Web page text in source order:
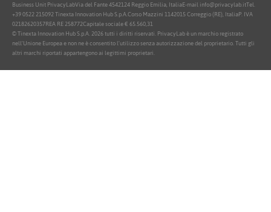
Business Unit PrivacyLabVia del Fante 4542124 Reggio Emilia, ItaliaE-mail info@privacylab.itTel.
+39 0522 215092Tinexta Innovation Hub S.p.A.Corso Mazzini 1142015 Correggio (RE), ItaliaP. IVA
02182620357REA RE 258772Capitale sociale € 65.560,31
© Tinexta Innovation Hub S.p.A. 2026 tutti i diritti riservati. PrivacyLab è un marchio registrato
nell'Unione Europea e non ne è consentito l'utilizzo senza autorizzazione del proprietario. Tutti gli
altri marchi riportati appartengono ai legittimi proprietari.